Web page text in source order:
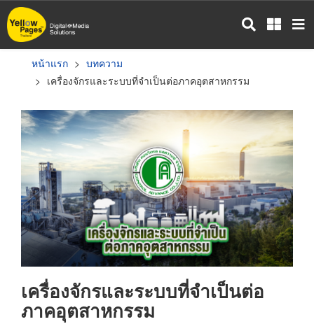
ข้าม
ไป
หน้าแรก
บทความ
เครื่องจักรและระบบที่จำเป็นต่อภาคอุตสาหกรรม
เครื่องจักรและระบบที่จำเป็นต่อ
ภาคอุตสาหกรรม